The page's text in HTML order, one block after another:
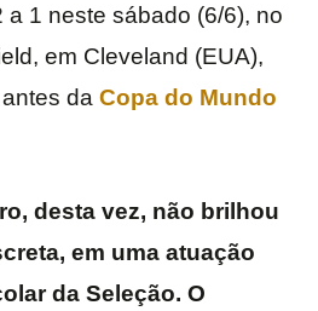
a 1 neste sábado (6/6), no
em Cleveland (EUA),
da Copa do Mundo
desta vez, não brilhou
em uma atuação
da Seleção. O